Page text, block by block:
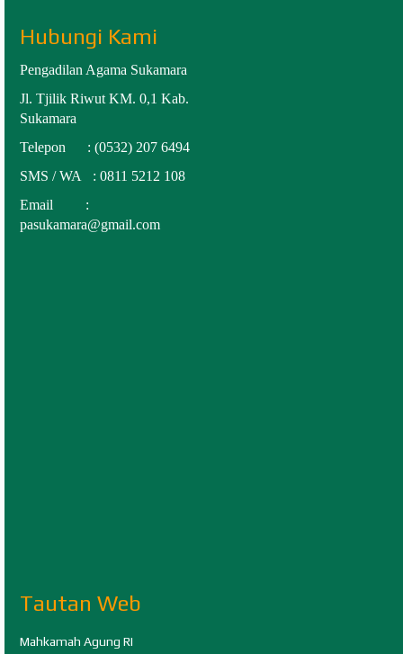
Hubungi Kami
Pengadilan Agama Sukamara
Jl. Tjilik Riwut KM. 0,1 Kab.
Sukamara
Telepon : (0532) 207 6494
SMS / WA : 0811 5212 108
Email :
pasukamara@gmail.com
Tautan Web
Mahkamah Agung RI